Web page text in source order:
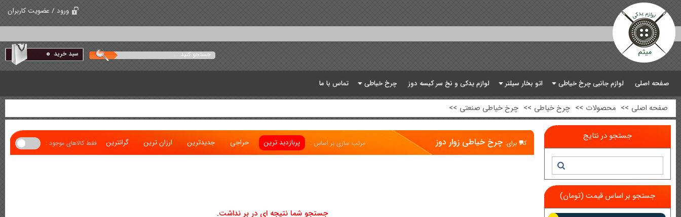
ورود / عضویت کاربران
سبد خرید 0
صفحه اصلی لوازم جانبی چرخ خیاطی اتو بخار سیلتر لوازم یدکی و نخ سر کیسه دوز چرخ خیاطی تماس با ما
صفحه اصلی >> محصولات >> چرخ خیاطی >> چرخ خیاطی صنعتی >>
جستجو در نتایج
جستجو بر اساس قیمت (تومان)
کالا برای: چرخ خیاطی زوار دوز مرتب سازی بر اساس : پربازدید ترین حراجی جدیدترین ارزان ترین گرانترین فقط کالاهای موجود :
جستجو شما نتیجه ای در بر نداشت.